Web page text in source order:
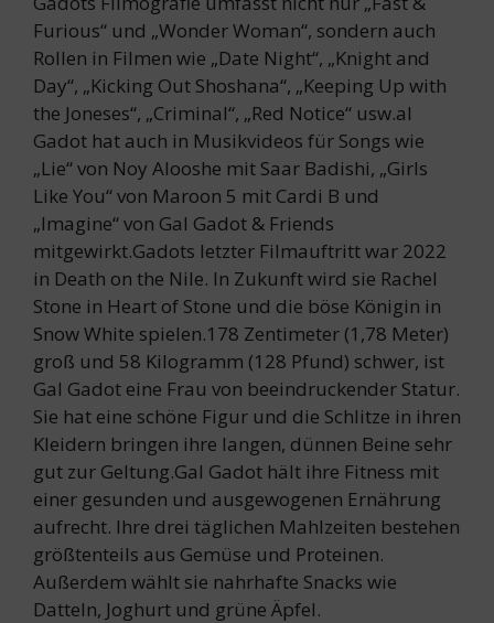
Furious“ und „Wonder Woman“, sondern auch
Rollen in Filmen wie „Date Night“, „Knight and
Day“, „Kicking Out Shoshana“, „Keeping Up with
the Joneses“, „Criminal“, „Red Notice“ usw.al
Gadot hat auch in Musikvideos für Songs wie
„Lie“ von Noy Alooshe mit Saar Badishi, „Girls
Like You“ von Maroon 5 mit Cardi B und
„Imagine“ von Gal Gadot & Friends
mitgewirkt.Gadots letzter Filmauftritt war 2022
in Death on the Nile. In Zukunft wird sie Rachel
Stone in Heart of Stone und die böse Königin in
Snow White spielen.178 Zentimeter (1,78 Meter)
groß und 58 Kilogramm (128 Pfund) schwer, ist
Gal Gadot eine Frau von beeindruckender Statur.
Sie hat eine schöne Figur und die Schlitze in ihren
Kleidern bringen ihre langen, dünnen Beine sehr
gut zur Geltung.Gal Gadot hält ihre Fitness mit
einer gesunden und ausgewogenen Ernährung
aufrecht. Ihre drei täglichen Mahlzeiten bestehen
größtenteils aus Gemüse und Proteinen.
Außerdem wählt sie nahrhafte Snacks wie
Datteln, Joghurt und grüne Äpfel.